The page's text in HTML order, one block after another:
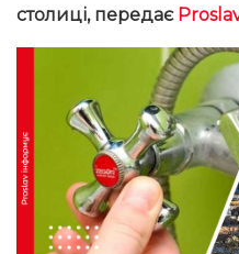
столиці, передає